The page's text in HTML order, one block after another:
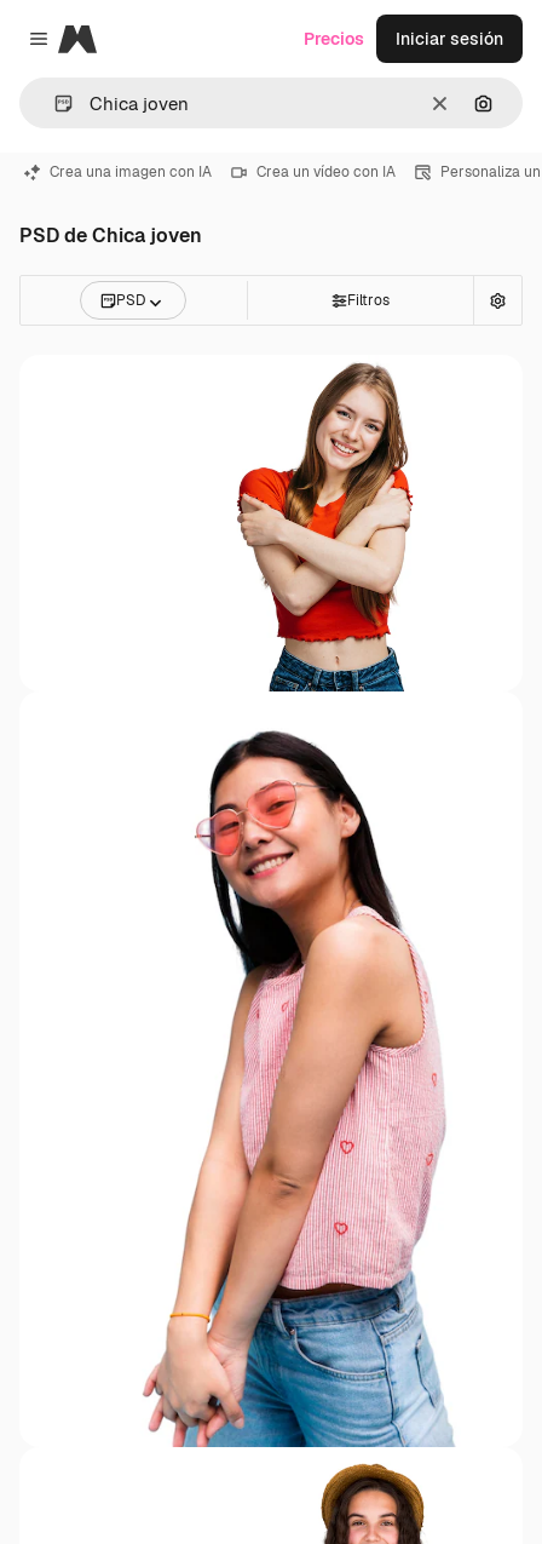
Close menu
Magnific
Borrar
Precios Iniciar sesión
Crea una imagen con IA Crea un vídeo con IA Personaliza
PSD de Chica joven
PSD Filtros